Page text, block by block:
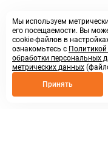
Мы используем
его посещаемости. Вы
cookie-файлов в
ознакомьтесь с
обработки персональных
метрических данных
Принять